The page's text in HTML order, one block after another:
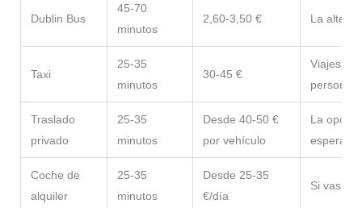
Dublin Bus
45-70
minutos
2,60-3,50 € La
Taxi
25-35
minutos
30-45 €
Viajes
personas
Traslado
privado
25-35
minutos
Desde 40-50 €
por vehículo
La
esperas
Coche de
alquiler
25-35
minutos
Desde 25-35
€/día
Si vas a